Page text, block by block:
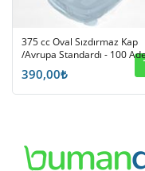
375 cc Oval Sızdırmaz Kap
/Avrupa Standardı - 100
390,00₺